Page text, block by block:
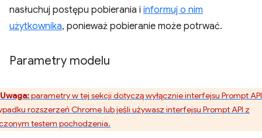
nasłuchuj postępu pobierania i informuj o nim
użytkownika, ponieważ pobieranie może potrwać.
Parametry modelu
Uwaga:parametry w tej sekcji dotyczą wyłącznie interfejsu Prompt
rozszerzeń Chrome lub jeśli używasz interfejsu Prompt API z
testem pochodzenia.